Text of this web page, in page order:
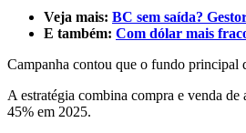
Veja mais: BC sem saída?
E também: Com dólar mais
Campanha contou que o fundo principal
A estratégia combina compra e venda
45% em 2025.